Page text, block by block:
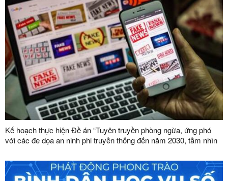
Kế hoạch thực hiện Đề án “Tuyên truyền phòng ngừa, ứng phó
với các đe dọa an ninh phi truyền thống đến năm 2030, tầm nhìn